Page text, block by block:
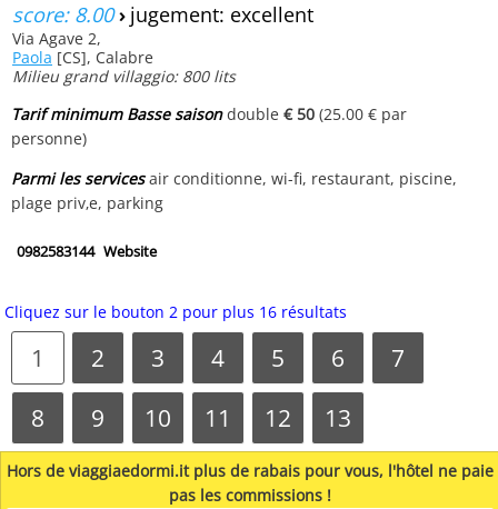
score: 8.00› jugement: excellent
Via Agave 2,
Paola [CS], Calabre
Milieu grand villaggio: 800 lits
Tarif minimum Basse saisondouble€ 50 (25.00 € par
personne)
Parmi les servicesair conditionne, wi-fi, restaurant, piscine,
plage priv‚e, parking
0982583144 Website
Cliquez sur le bouton 2 pour plus 16 résultats
1 2 3 4 5 6
7
8
9 10 11 12 13
Hors de viaggiaedormi.it plus de rabais pour vous, l'hôtel ne paie
pas les commissions !